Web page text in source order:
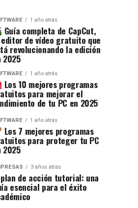
1 año atrás
Guía completa de CapCut,
de vídeo gratuito que
revolucionando la edición
2025
1 año atrás
Los 10 mejores programas
para mejorar el
de tu PC en 2025
1 año atrás
Los 7 mejores programas
para proteger tu PC
2025
3 años atrás
de acción tutorial: una
esencial para el éxito